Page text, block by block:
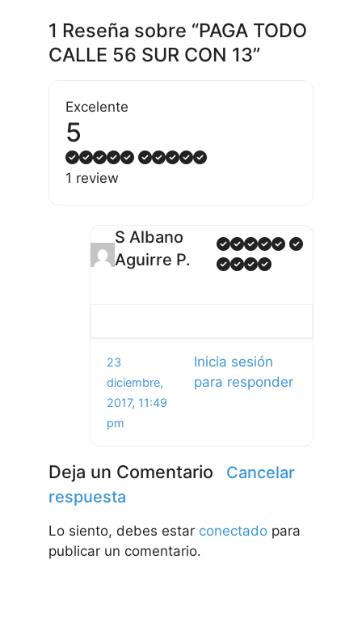
1 Reseña sobre “PAGA TODO
CALLE 56 SUR CON 13”
Excelente
5
1 review
S Albano
Aguirre P.
23
diciembre,
2017, 11:49
pm
Inicia sesión
para responder
Deja un Comentario
Cancelar
respuesta
Lo siento, debes estar conectado para
publicar un comentario.